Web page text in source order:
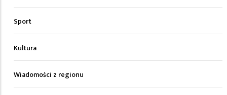
Sport
Kultura
Wiadomości z regionu